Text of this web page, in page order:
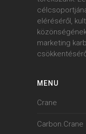
oktatási
alkalmán.
2024-03-05